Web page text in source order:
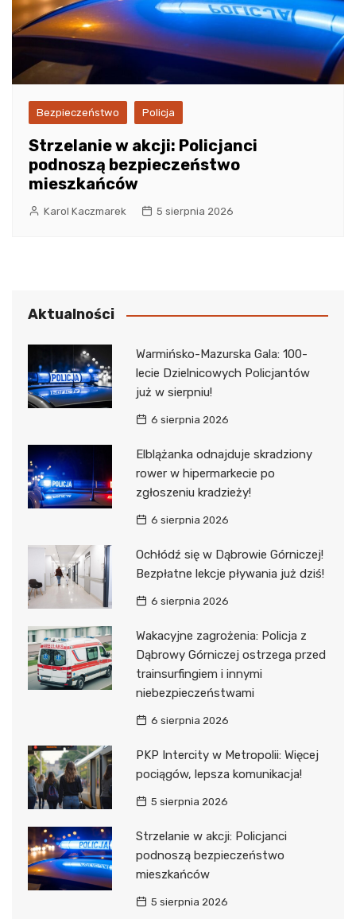
Bezpieczeństwo Policja
Strzelanie w akcji: Policjanci
podnoszą bezpieczeństwo
mieszkańców
Karol Kaczmarek 5 sierpnia 2026
Aktualności
Warmińsko-Mazurska Gala: 100-
lecie Dzielnicowych Policjantów
już w sierpniu!
6 sierpnia 2026
Elblążanka odnajduje skradziony
rower w hipermarkecie po
zgłoszeniu kradzieży!
6 sierpnia 2026
Ochłódź się w Dąbrowie Górniczej!
Bezpłatne lekcje pływania już dziś!
6 sierpnia 2026
Wakacyjne zagrożenia: Policja z
Dąbrowy Górniczej ostrzega przed
trainsurfingiem i innymi
niebezpieczeństwami
6 sierpnia 2026
PKP Intercity w Metropolii: Więcej
pociągów, lepsza komunikacja!
5 sierpnia 2026
Strzelanie w akcji: Policjanci
podnoszą bezpieczeństwo
mieszkańców
5 sierpnia 2026